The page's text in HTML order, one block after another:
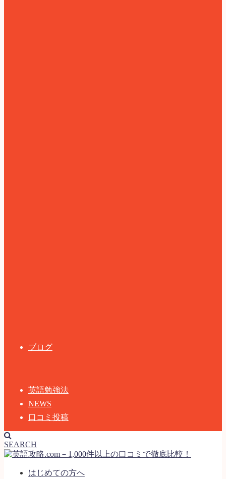
ブログ
英語勉強法
NEWS
口コミ投稿
SEARCH
はじめての方へ